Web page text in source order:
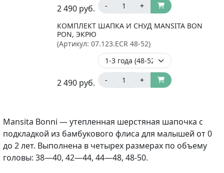
2 490 руб. - +
КОМПЛЕКТ ШАПКА И СНУД MANSITA BON
PON, ЭКРЮ
(Артикул: 07.123.ECR 48-52)
2 490 руб. - +
Mansita Bonni — утепленная шерстяная шапочка с
подкладкой из бамбукового флиса для малышей от 0
до 2 лет. Выполнена в четырех размерах по объему
головы: 38—40, 42—44, 44—48, 48-50.